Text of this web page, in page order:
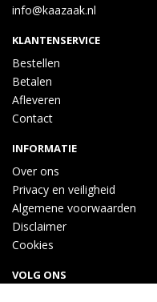
info@kaazaak.nl
KLANTENSERVICE
Bestellen
Betalen
Afleveren
Contact
INFORMATIE
Over ons
Privacy en veiligheid
Algemene voorwaarden
Disclaimer
Cookies
VOLG ONS